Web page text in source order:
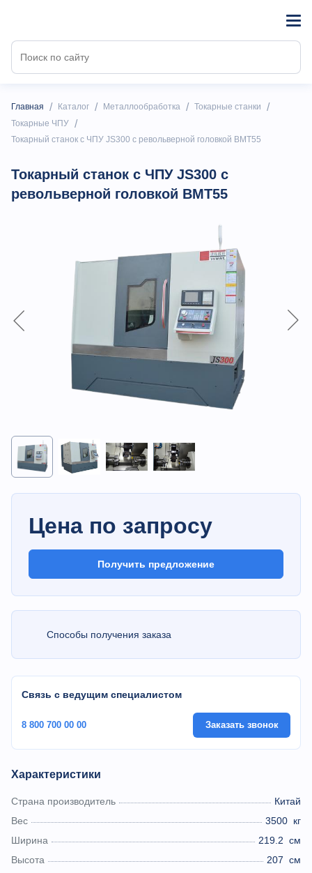
Главная / Каталог / Металлообработка / Токарные станки /
Токарные ЧПУ /
Токарный станок с ЧПУ JS300 с револьверной головкой BMT55
Токарный станок с ЧПУ JS300 с
револьверной головкой BMT55
Характеристики
Страна производитель
Китай
Вес
3500 кг
Ширина
219.2 см
Высота
207 см
Цена по запросу
Получить предложение
Способы получения заказа
Связь с ведущим специалистом
8 800 700 00 00 Заказать звонок